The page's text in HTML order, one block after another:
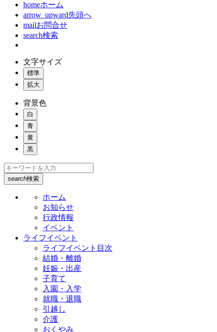
homeホーム
arrow_upward先頭へ
mailお問合せ
search検索
文字サイズ
標準
拡大
背景色
白
青
黄
黒
search検索
ホーム
お知らせ
行政情報
イベント
ライフイベント
ライフイベント目次
結婚・離婚
妊娠・出産
子育て
入園・入学
就職・退職
引越し
介護
おくやみ